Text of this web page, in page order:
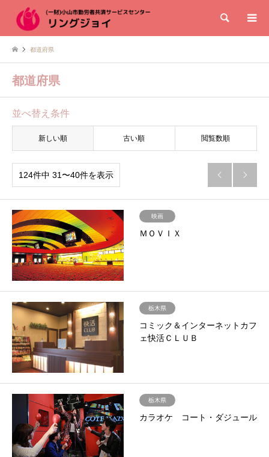
検索
都道府県
都道府県
並べ替え条件
新しい順 古い順 閲覧数順
124件中 31〜40件を表示  
映画
ＭＯＶＩＸ
栃木県
コミック＆インターネットカフ
ェ快活ＣＬＵＢ
栃木県
カラオケ コート・ダジュール